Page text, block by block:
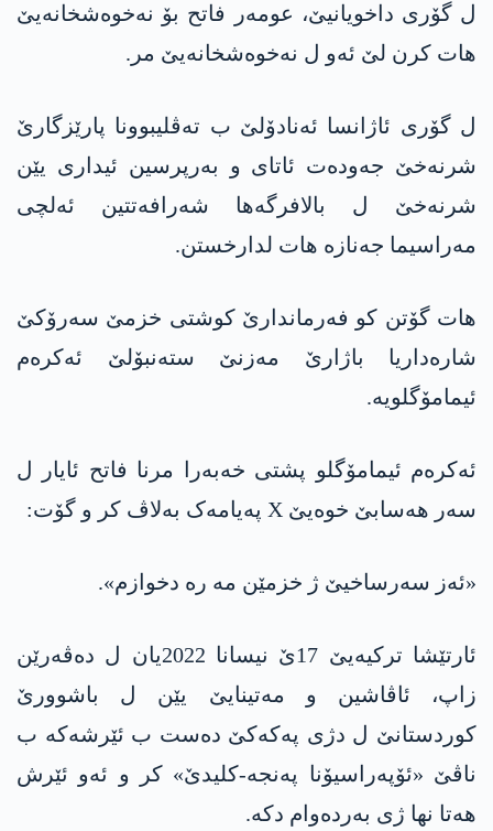
ل گۆری داخویانیێ، عومه‌ر فاتح بۆ نەخوەشخانەیێ
هات کرن لێ ئەو ل نەخوەشخانەیێ مر.
ل گۆری ئاژانسا ئه‌نادۆلێ ب تەڤلیبوونا پارێزگارێ
شرنەخێ جەودەت ئاتای و بەرپرسین ئیداری یێن
شرنەخێ ل بالافرگەها شەرافەتتین ئەلچی
مەراسیما جەنازە هات لدارخستن.
هات گۆتن کو فەرماندارێ کوشتی خزمێ سەرۆکێ
شارەداریا باژارێ مەزنێ ستەنبۆلێ ئەکرەم
ئیمامۆگلویە.
ئەکرەم ئیمامۆگلو پشتی خەبەرا مرنا فاتح ئایار ل
سەر هەسابێ خوەیێ X پەیامەک بەلاڤ کر و گۆت:
«ئەز سەرساخیێ ژ خزمێن مە رە دخوازم».
ئارتێشا ترکیەیێ 17ێ نیسانا 2022یان ل دەڤەرێن
زاپ، ئاڤاشین و مەتینایێ یێن ل باشوورێ
کوردستانێ ل دژی په‌كه‌كێ دەست ب ئێرشەکە ب
ناڤێ «ئۆپەراسیۆنا پەنجە-کلیدێ» کر و ئەو ئێرش
هەتا نها ژی بەردەوام دکە.